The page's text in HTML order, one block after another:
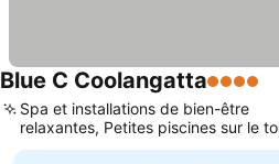
Blue C Coolangatta4 Étoiles
Spa et installations de bien-être
relaxantes, Petites piscines sur le
les penthouses